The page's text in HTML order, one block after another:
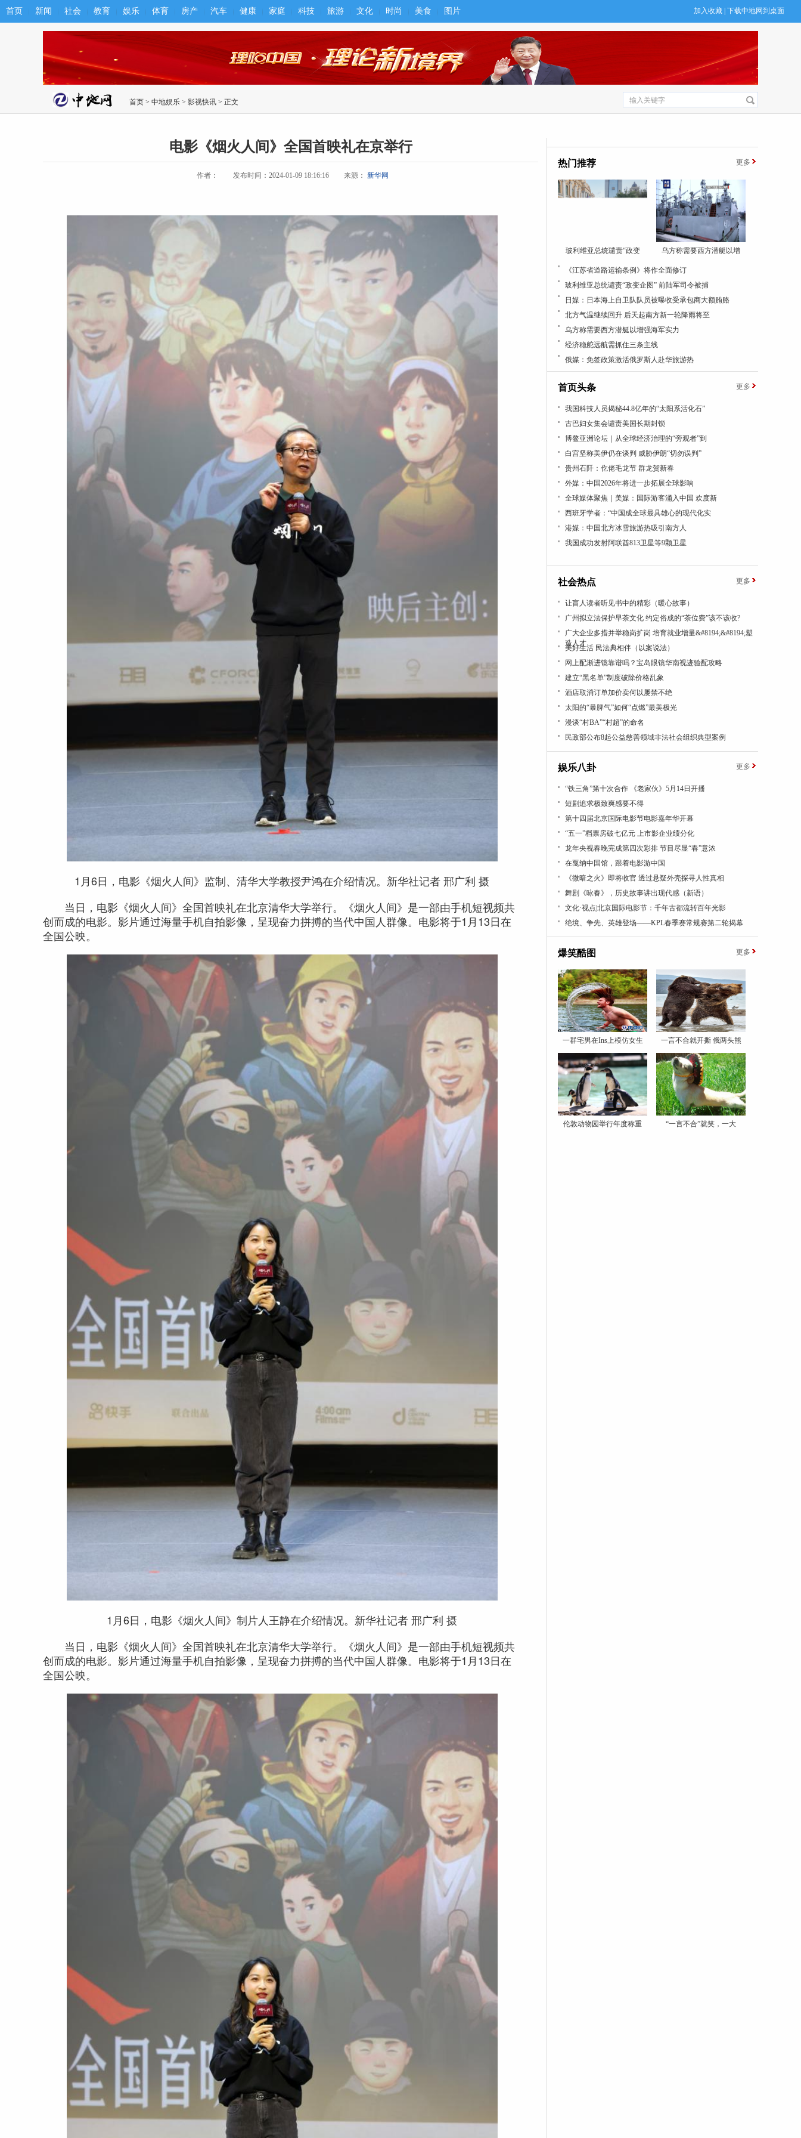
首页 新闻 社会 教育 娱乐 体育 房产 汽车 健康 家庭 科技 旅游 文化 时尚 美食 图片 加入收藏 下载中地网到桌面
首页 > 中地娱乐 > 影视快讯 > 正文
电影《烟火人间》全国首映礼在京举行
作者： 发布时间：2024-01-09 18:16:16 来源： 新华网
1月6日，电影《烟火人间》监制、清华大学教授尹鸿在介绍情况。新华社记者 邢广利 摄
当日，电影《烟火人间》全国首映礼在北京清华大学举行。《烟火人间》是一部由手机短视频共
创而成的电影。影片通过海量手机自拍影像，呈现奋力拼搏的当代中国人群像。电影将于1月13日在
全国公映。
1月6日，电影《烟火人间》制片人王静在介绍情况。新华社记者 邢广利 摄
当日，电影《烟火人间》全国首映礼在北京清华大学举行。《烟火人间》是一部由手机短视频共
创而成的电影。影片通过海量手机自拍影像，呈现奋力拼搏的当代中国人群像。电影将于1月13日在
全国公映。
热门推荐 更多
玻利维亚总统谴责“政变 乌方称需要西方潜艇以增
《江苏省道路运输条例》将作全面修订
玻利维亚总统谴责“政变企图” 前陆军司令被捕
日媒：日本海上自卫队队员被曝收受承包商大额贿赂
北方气温继续回升 后天起南方新一轮降雨将至
乌方称需要西方潜艇以增强海军实力
经济稳舵远航需抓住三条主线
俄媒：免签政策激活俄罗斯人赴华旅游热
首页头条 更多
我国科技人员揭秘44.8亿年的“太阳系活化石”
古巴妇女集会谴责美国长期封锁
博鳌亚洲论坛｜从全球经济治理的“旁观者”到
白宫坚称美伊仍在谈判 威胁伊朗“切勿误判”
贵州石阡：仡佬毛龙节 群龙贺新春
外媒：中国2026年将进一步拓展全球影响
全球媒体聚焦｜美媒：国际游客涌入中国 欢度新
西班牙学者：“中国成全球最具雄心的现代化实
港媒：中国北方冰雪旅游热吸引南方人
我国成功发射阿联酋813卫星等9颗卫星
社会热点 更多
让盲人读者听见书中的精彩（暖心故事）
广州拟立法保护早茶文化 约定俗成的“茶位费”该不该收?
广大企业多措并举稳岗扩岗 培育就业增量&#8194;&#8194;塑
造人才
美好生活 民法典相伴（以案说法）
网上配渐进镜靠谱吗？宝岛眼镜华南视迹验配攻略
建立“黑名单”制度破除价格乱象
酒店取消订单加价卖何以屡禁不绝
太阳的“暴脾气”如何“点燃”最美极光
漫谈“村BA”“村超”的命名
民政部公布8起公益慈善领域非法社会组织典型案例
娱乐八卦 更多
“铁三角”第十次合作 《老家伙》5月14日开播
短剧追求极致爽感要不得
第十四届北京国际电影节电影嘉年华开幕
“五一”档票房破七亿元 上市影企业绩分化
龙年央视春晚完成第四次彩排 节目尽显“春”意浓
在戛纳中国馆，跟着电影游中国
《微暗之火》即将收官 透过悬疑外壳探寻人性真相
舞剧《咏春》，历史故事讲出现代感（新语）
文化·视点|北京国际电影节：千年古都流转百年光影
绝境、争先、英雄登场——KPL春季赛常规赛第二轮揭幕
爆笑酷图 更多
一群宅男在Ins上模仿女生 一言不合就开撕 俄两头熊
伦敦动物园举行年度称重 “一言不合”就笑，一大